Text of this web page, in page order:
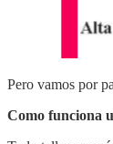
Pero vamos por
Como funciona